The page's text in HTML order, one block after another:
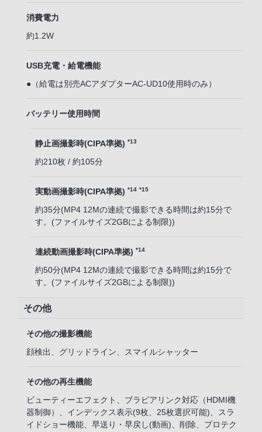
消費電力
約1.2W
USB充電・給電機能
●（給電は別売ACアダプターAC-UD10使用時のみ）
バッテリー使用時間
静止画撮影時(CIPA準拠) *13
約210枚 / 約105分
実動画撮影時(CIPA準拠) *14 *15
約35分(MP4 12Mの連続で撮影できる時間は約15分で
す。(ファイルサイズ2GBによる制限))
連続動画撮影時(CIPA準拠) *14
約50分(MP4 12Mの連続で撮影できる時間は約15分で
す。(ファイルサイズ2GBによる制限))
その他
その他の撮影機能
顔検出、グリッドライン、スマイルシャッター
その他の再生機能
ビューティーエフェクト、ブラビアリンク対応（HDMI機
器制御）、インデックス表示(9枚、25枚選択可能)、スラ
イドショー機能、早送り・早戻し(動画)、削除、プロテク